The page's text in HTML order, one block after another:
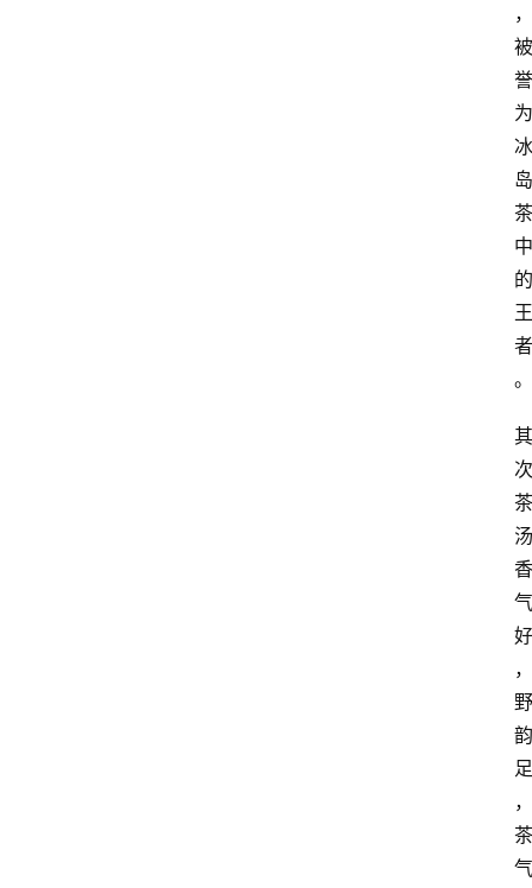
，
被
誉
为
冰
岛
茶
中
的
王
者
。
其
次
茶
汤
香
气
好
，
野
韵
足
，
茶
气